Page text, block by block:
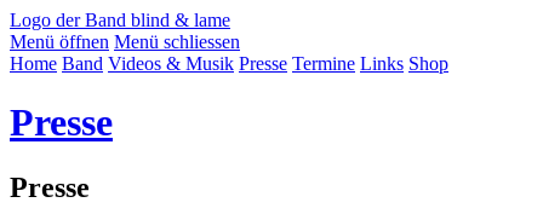
Logo der Band blind & lame
Menü öffnen Menü schliessen
Home Band Videos & Musik Presse Termine Links Shop
Presse
Presse